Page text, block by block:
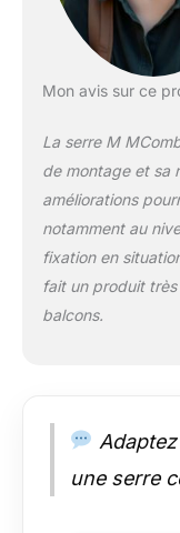
Mon avis sur ce
La serre M
de montage et sa
améliorations
notamment au
fixation en
fait un produit
balcons.
une serre